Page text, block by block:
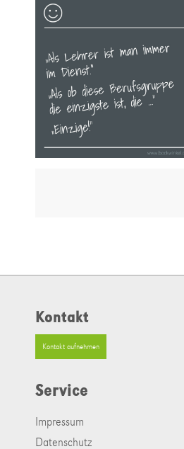
Kontakt
Kontakt aufnehmen
Service
Impressum
Datenschutz